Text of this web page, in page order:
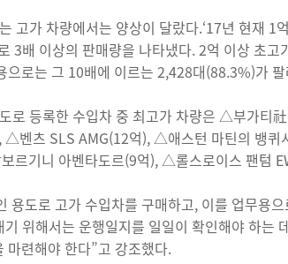
고가 차량에서는 양상이 달랐다.‘17년 현재
3배 이상의 판매량을 나타냈다. 2억 이상 초
으로는 그 10배에 이르는 2,428대(88.3%)가
로 등록한 수입차 중 최고가 차량은 △부가티
△벤츠 SLS AMG(12억), △애스턴 마틴의 뱅
르기니 아벤타도르(9억), △롤스로이스 팬텀
용도로 고가 수입차를 구매하고, 이를 업무용
기 위해서는 운행일지를 일일이 확인해야 하는
마련해야 한다”고 강조했다.